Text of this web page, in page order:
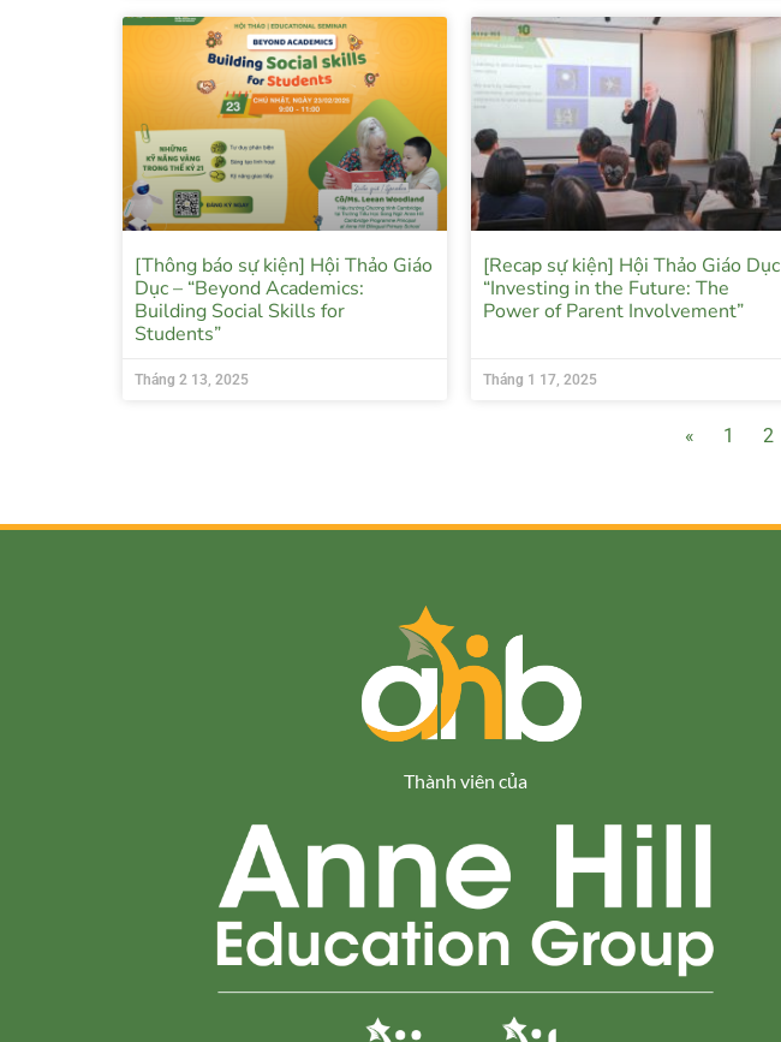
[Thông báo sự kiện] Hội Thảo Giáo
Dục – “Beyond Academics:
Building Social Skills for
Students”
Tháng 2 13, 2025
[Recap sự kiện] Hội Thảo Giáo Dục
“Investing in the Future: The
Power of Parent Involvement”
Tháng 1 17, 2025
« 1 2
Thành viên của